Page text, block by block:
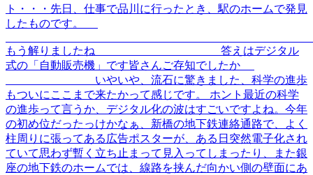
ト・・・先日、仕事で品川に行ったとき、駅のホームで発見
したものです。
もう解りましたね 答えはデジタル
式の「自動販売機」です皆さんご存知でしたか
いやいや、流石に驚きました、科学の進歩
もついにここまで来たかって感じです。 ホント最近の科学
の進歩って言うか、デジタル化の波はすごいですよね。今年
の初め位だったっけかなぁ、新橋の地下鉄連絡通路で、よく
柱周りに張ってある広告ポスターが、ある日突然電子化され
ていて思わず暫く立ち止まって見入ってしまったり、また銀
座の地下鉄のホームでは、線路を挟んだ向かい側の壁面にあ